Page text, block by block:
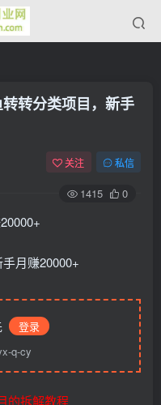
转转分类项目，新手
关注 私信
1415 0
登录
q-cy
的拆解教程